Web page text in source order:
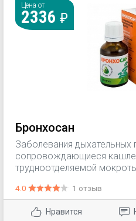
Цена от
2336
Бронхосан
Заболевания дыхательных
сопровождающиеся
трудноотделяемой
эмфизема легких; —
бронхиальная астма; —
муковисцидоз.
4.0 1 отзыв
Нравится